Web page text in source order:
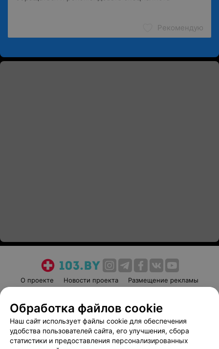
Рекомендую
О проекте Новости проекта
Размещение рекламы
Пользовательское соглашение
Способы оплаты
Вакансии
Партнеры
Написать руководителю 103.by
Обработка файлов cookie
Наш сайт использует файлы cookie для обеспечения
удобства пользователей сайта, его улучшения, сбора
статистики и предоставления персонализированных